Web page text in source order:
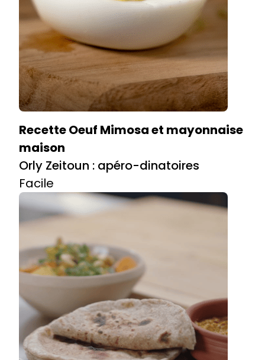
Recette Oeuf Mimosa et mayonnaise
maison
Orly Zeitoun : apéro-dinatoires
Facile